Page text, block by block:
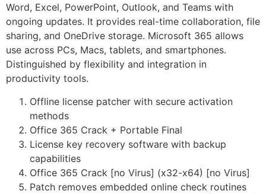
Word, Excel, PowerPoint, Outlook, and Teams with
ongoing updates. It provides real-time collaboration, file
sharing, and OneDrive storage. Microsoft 365 allows
use across PCs, Macs, tablets, and smartphones.
Distinguished by flexibility and integration in
productivity tools.
Offline license patcher with secure activation
methods
Office 365 Crack + Portable Final
License key recovery software with backup
capabilities
Office 365 Crack [no Virus] (x32-x64) [no Virus]
Patch removes embedded online check routines